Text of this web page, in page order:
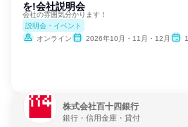
を!会社説明会
会社の雰囲気分かります！
説明会・イベント
オンライン
2026年10月・11月・12月
株式会社百十四銀行
銀行・信用金庫・貸付